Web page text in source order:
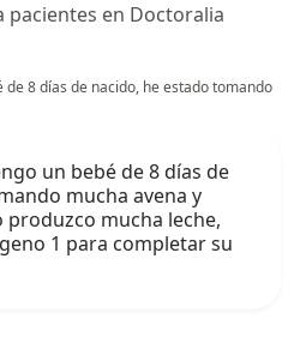
pacientes en Doctoralia
de 8 días de nacido, he estado tomando
un bebé de 8 días de
mucha avena y
mucha leche,
1 para completar su